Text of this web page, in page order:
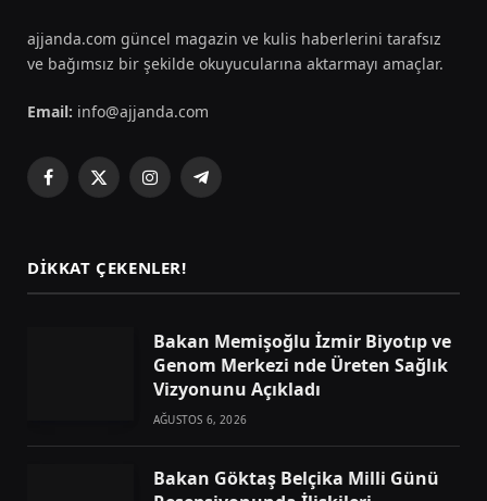
ajjanda.com güncel magazin ve kulis haberlerini tarafsız
ve bağımsız bir şekilde okuyucularına aktarmayı amaçlar.
Email: info@ajjanda.com
Facebook
X
InstagramTelegram
DIKKAT ÇEKENLER!
Bakan Memişoğlu İzmir Biyotıp ve
Genom Merkezi nde Üreten Sağlık
Vizyonunu Açıkladı
AĞUSTOS 6, 2026
Bakan Göktaş Belçika Milli Günü